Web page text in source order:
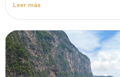
Leer más